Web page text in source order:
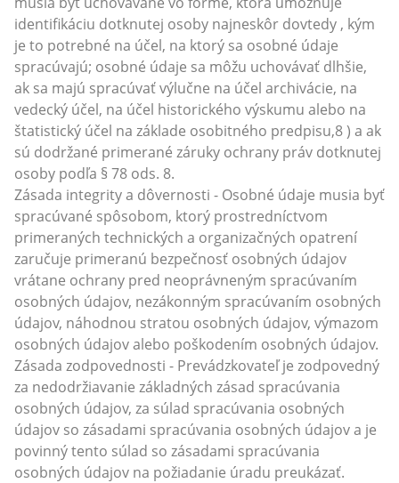
identifikáciu dotknutej osoby najneskôr dovtedy , kým
je to potrebné na účel, na ktorý sa osobné údaje
spracúvajú; osobné údaje sa môžu uchovávať dlhšie,
ak sa majú spracúvať výlučne na účel archivácie, na
vedecký účel, na účel historického výskumu alebo na
štatistický účel na základe osobitného predpisu,8 ) a ak
sú dodržané primerané záruky ochrany práv dotknutej
osoby podľa § 78 ods. 8.
Zásada integrity a dôvernosti - Osobné údaje musia byť
spracúvané spôsobom, ktorý prostredníctvom
primeraných technických a organizačných opatrení
zaručuje primeranú bezpečnosť osobných údajov
vrátane ochrany pred neoprávneným spracúvaním
osobných údajov, nezákonným spracúvaním osobných
údajov, náhodnou stratou osobných údajov, výmazom
osobných údajov alebo poškodením osobných údajov.
Zásada zodpovednosti - Prevádzkovateľ je zodpovedný
za nedodržiavanie základných zásad spracúvania
osobných údajov, za súlad spracúvania osobných
údajov so zásadami spracúvania osobných údajov a je
povinný tento súlad so zásadami spracúvania
osobných údajov na požiadanie úradu preukázať.